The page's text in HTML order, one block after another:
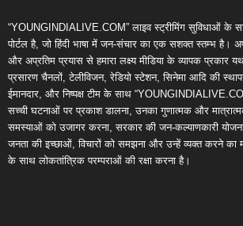
“YOUNGINDIALIVE.COM” लाइव स्ट्रीमिंग सुविधाओं के
पोर्टल है, जो हिंदी भाषा में जन-संचार का एक सशक्त स्तम्भ है।
और अप्रतिम प्रयास से हमारा लक्ष्य मीडिया के व्यापक प्रकार
प्रसारण चैनलों, टेलीविजन, रेडियो स्टेशन, सिनेमा आदि की
ईमानदार, और निष्पक्ष टीम के साथ
सच्ची घटनाओं पर प्रकाश डालना, उनका गुणात्मक और
समस्याओं को उजागर करना, सरकार की जन-कल्याणकारी
जनता की इच्छाओं, विचारों को समझना और उन्हें व्यक्त करने का
के साथ लोकतांत्रिक परम्पराओं की रक्षा करना है।